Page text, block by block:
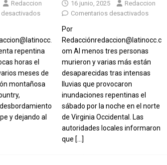
Redaccion
desactivados
repentina
horas el
meses de
montañosa
y dejando al
16 junio, 2025
Redaccion
Comentarios desactivados
Por
Redacciónredaccion@latinocc.c
om Al menos tres personas
murieron y varias más están
desaparecidas tras intensas
lluvias que provocaron
inundaciones repentinas el
sábado por la noche en el norte
de Virginia Occidental. Las
autoridades locales informaron
que […]